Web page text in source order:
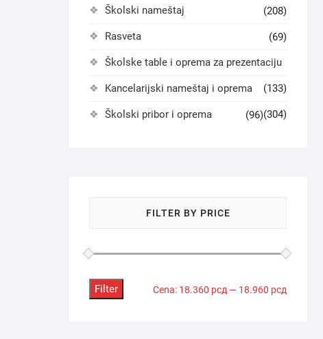
Školski nameštaj (208)
Rasveta (69)
Školske table i oprema za prezentaciju
(133)
Kancelarijski nameštaj i oprema
(304)
Školski pribor i oprema (96)
FILTER BY PRICE
Filter Cena: 18.360 рсд — 18.960 рсд